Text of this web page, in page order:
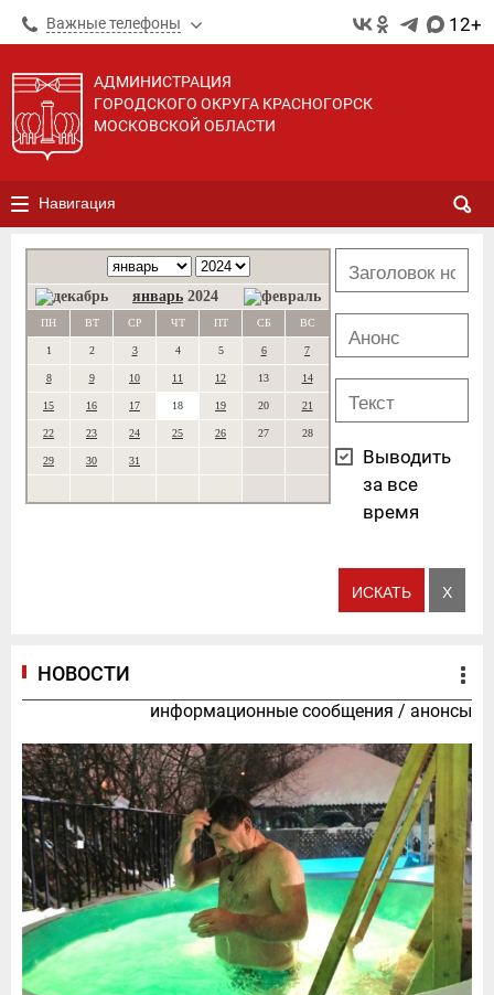
Важные телефоны 12+
АДМИНИСТРАЦИЯ
ГОРОДСКОГО ОКРУГА КРАСНОГОРСК
МОСКОВСКОЙ ОБЛАСТИ
Навигация
январь 2024
ПН ВТ СР ЧТ ПТ СБ ВС
1 2 3 4 5 6 7
8 9 10 11 12 13 14
15 16 17 18 19 20 21
22 23 24 25 26 27 28
29 30 31
Выводить
за все
время
НОВОСТИ
информационные сообщения / анонсы